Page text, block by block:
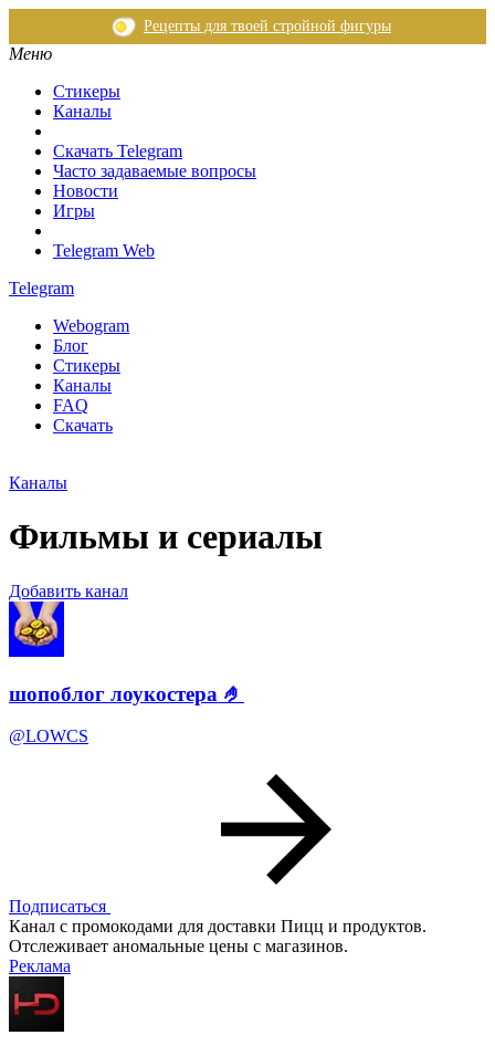
Рецепты для твоей стройной фигуры
Меню
Стикеры
Каналы
Скачать Telegram
Часто задаваемые вопросы
Новости
Игры
Telegram Web
Telegram
Webogram
Блог
Стикеры
Каналы
FAQ
Скачать
Каналы
Фильмы и сериалы
Добавить канал
шопоблог лоукостера 🤌
@LOWCS
Подписаться
Канал с промокодами для доставки Пицц и продуктов.
Отслеживает аномальные цены с магазинов.
Реклама